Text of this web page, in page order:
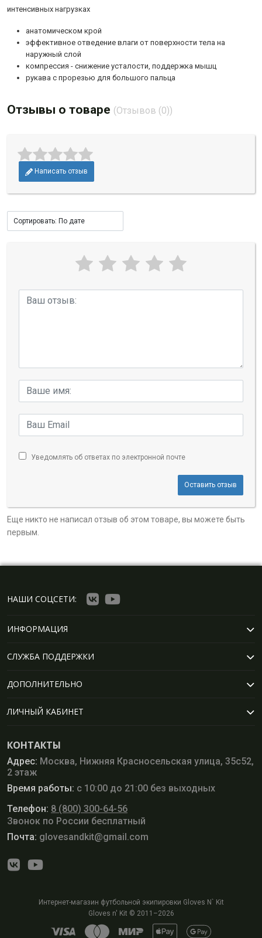
интенсивных нагрузках
анатомическом крой
эффективное отведение влаги от поверхности тела на
наружный слой
компрессия - снижение усталости, поддержка мышц
рукава с прорезью для большого пальца
Отзывы о товаре (Отзывов (0))
Написать отзыв
Уведомлять об ответах по электронной почте
Оставить отзыв
Еще никто не написал отзыв об этом товаре, вы можете быть
первым.
НАШИ СОЦСЕТИ:
ИНФОРМАЦИЯ
СЛУЖБА ПОДДЕРЖКИ
ДОПОЛНИТЕЛЬНО
ЛИЧНЫЙ КАБИНЕТ
КОНТАКТЫ
Адрес: Москва, Нижняя Красносельская улица, 35с52,
2 этаж
Время работы: с 10:00 до 21:00 без выходных
Телефон: 8 (800) 300-64-56
Звонок по России бесплатный
Почта: glovesandkit@gmail.com
Интернет-магазин футбольной экипировки Gloves N` Kit
Gloves n' Kit © 2011–2026